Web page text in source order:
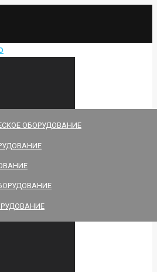
ОБОРУДОВАНИЕ